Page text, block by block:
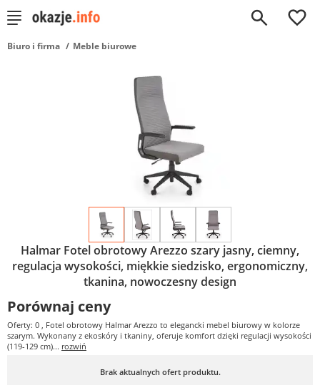
0
Biuro i firma Meble biurowe
Halmar Fotel obrotowy Arezzo szary jasny, ciemny,
regulacja wysokości, miękkie siedzisko, ergonomiczny,
tkanina, nowoczesny design
Porównaj ceny
Oferty: 0 , Fotel obrotowy Halmar Arezzo to elegancki mebel biurowy w kolorze
szarym. Wykonany z ekoskóry i tkaniny, oferuje komfort dzięki regulacji wysokości
(119-129 cm)... rozwiń
Brak aktualnych ofert produktu.